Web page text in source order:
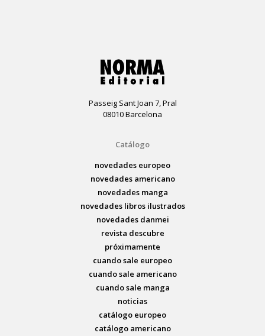
Passeig Sant Joan 7, Pral
08010 Barcelona
Catálogo
novedades europeo
novedades americano
novedades manga
novedades libros ilustrados
novedades danmei
revista descubre
próximamente
cuando sale europeo
cuando sale americano
cuando sale manga
noticias
catálogo europeo
catálogo americano